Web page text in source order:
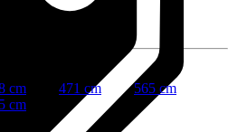
cm 471 cm
565 cm
cm